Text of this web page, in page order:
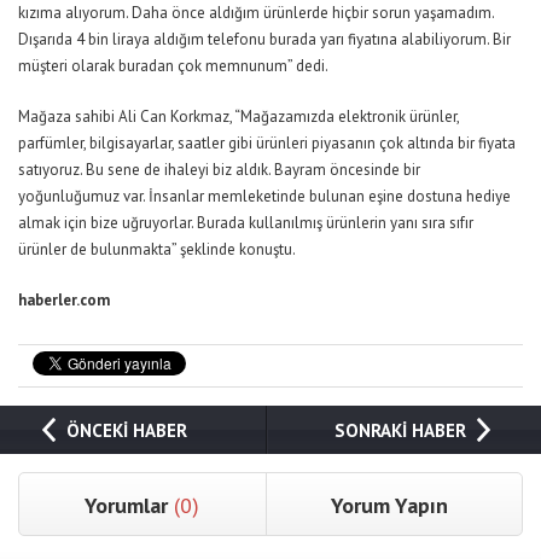
kızıma alıyorum. Daha önce aldığım ürünlerde hiçbir sorun yaşamadım.
Dışarıda 4 bin liraya aldığım telefonu burada yarı fiyatına alabiliyorum. Bir
müşteri olarak buradan çok memnunum” dedi.
Mağaza sahibi Ali Can Korkmaz, “Mağazamızda elektronik ürünler,
parfümler, bilgisayarlar, saatler gibi ürünleri piyasanın çok altında bir fiyata
satıyoruz. Bu sene de ihaleyi biz aldık. Bayram öncesinde bir
yoğunluğumuz var. İnsanlar memleketinde bulunan eşine dostuna hediye
almak için bize uğruyorlar. Burada kullanılmış ürünlerin yanı sıra sıfır
ürünler de bulunmakta” şeklinde konuştu.
haberler.com
ÖNCEKİ HABER SONRAKİ HABER
Yorumlar (0) Yorum Yapın